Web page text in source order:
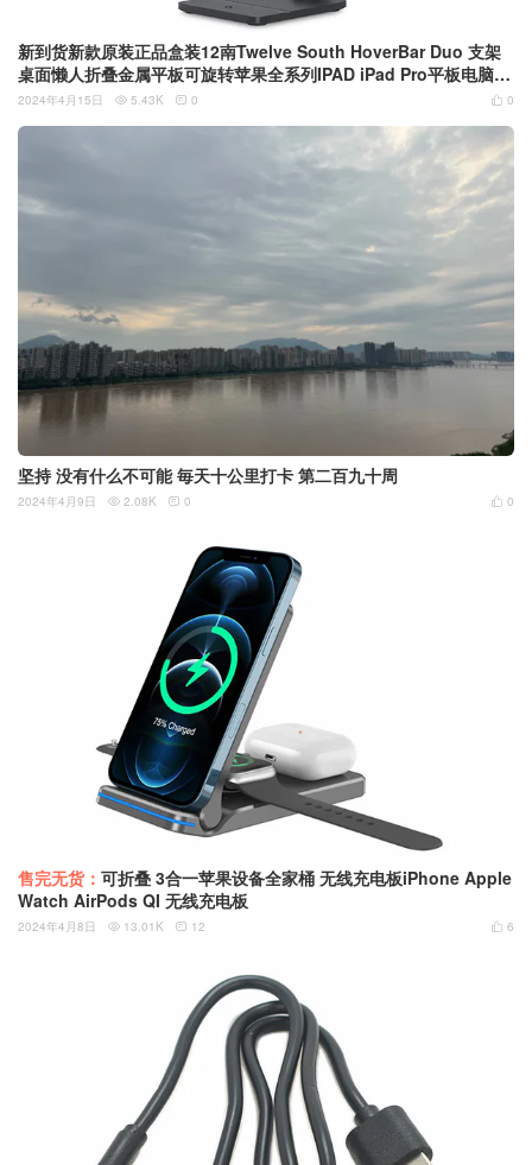
新到货新款原装正品盒装12南Twelve South HoverBar Duo 支架
桌面懒人折叠金属平板可旋转苹果全系列IPAD iPad Pro平板电脑支
架 多变平板支撑架
 0
2024年4月15日  5.43K  0
坚持 没有什么不可能 毎天十公里打卡 第二百九十周
 0
2024年4月9日  2.08K  0
售完无货： 可折叠 3合一苹果设备全家桶 无线充电板iPhone Apple
Watch AirPods QI 无线充电板
 6
2024年4月8日  13.01K  12